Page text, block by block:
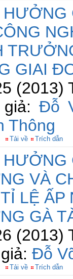
HƯỞNG
GIAI
(2013)
Đỗ
Thông
Tải về Trích dẫn
HƯỞNG
VÀ
LỆ ẤP
GÀ
(2013)
Đỗ
Tải về Trích dẫn